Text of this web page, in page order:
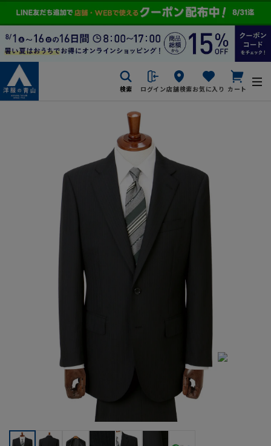
検索 ログイン店舗検索お気に入り カート